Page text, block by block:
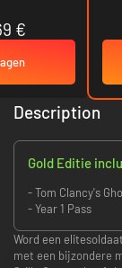
€
Description
Gold Editie
- Tom Clancy's
- Year 1 Pass
Word een
met een bijzondere